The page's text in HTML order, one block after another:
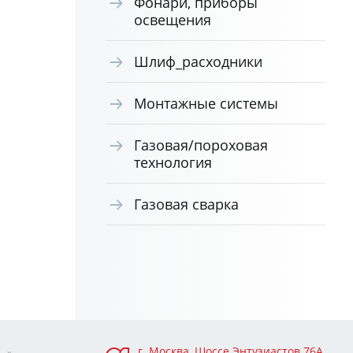
освещения
Шлиф_расходники
Монтажные системы
Газовая/пороховая
технология
Газовая сварка